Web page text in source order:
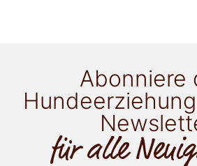
Abonniere
für alle